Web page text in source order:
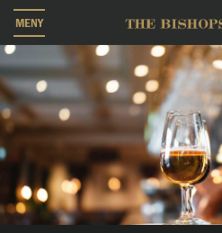
MENY